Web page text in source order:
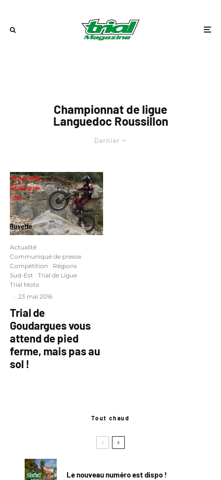
Championnat de ligue
Languedoc Roussillon
Dernier
Actualité
Communiqué de presse
Compétition
Régions
Sud-Est
Trial de Ligue
Trial Moto
· 23 mai 2016
Trial de
Goudargues vous
attend de pied
ferme, mais pas au
sol !
Tout chaud
Le nouveau numéro est dispo !